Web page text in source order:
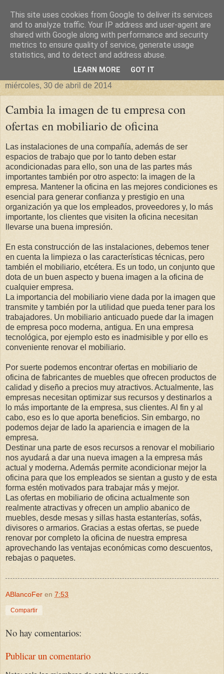
Blog sobre Negocios,
Tecnología y curiosidades
miércoles, 30 de abril de 2014
Cambia la imagen de tu empresa con
ofertas en mobiliario de oficina
Las instalaciones de una compañía, además de ser
espacios de trabajo que por lo tanto deben estar
acondicionadas para ello, son una de las partes más
importantes también por otro aspecto: la imagen de la
empresa. Mantener la oficina en las mejores condiciones es
esencial para generar confianza y prestigio en una
organización ya que los empleados, proveedores y, lo más
importante, los clientes que visiten la oficina necesitan
llevarse una buena impresión.
En esta construcción de las instalaciones, debemos tener
en cuenta la limpieza o las características técnicas, pero
también el mobiliario, etcétera. Es un todo, un conjunto que
dota de un buen aspecto y buena imagen a la oficina de
cualquier empresa.
La importancia del mobiliario viene dada por la imagen que
transmite y también por la utilidad que pueda tener para los
trabajadores. Un mobiliario anticuado puede dar la imagen
de empresa poco moderna, antigua. En una empresa
tecnológica, por ejemplo esto es inadmisible y por ello es
conveniente renovar el mobiliario.
Por suerte podemos encontrar ofertas en mobiliario de
oficina de fabricantes de muebles que ofrecen productos de
calidad y diseño a precios muy atractivos. Actualmente, las
empresas necesitan optimizar sus recursos y destinarlos a
lo más importante de la empresa, sus clientes. Al fin y al
cabo, eso es lo que aporta beneficios. Sin embargo, no
podemos dejar de lado la apariencia e imagen de la
empresa.
Destinar una parte de esos recursos a renovar el mobiliario
nos ayudará a dar una nueva imagen a la empresa más
actual y moderna. Además permite acondicionar mejor la
oficina para que los empleados se sientan a gusto y de esta
forma estén motivados para trabajar más y mejor.
Las ofertas en mobiliario de oficina actualmente son
realmente atractivas y ofrecen un amplio abanico de
muebles, desde mesas y sillas hasta estanterías, sofás,
divisores o armarios. Gracias a estas ofertas, se puede
renovar por completo la oficina de nuestra empresa
aprovechando las ventajas económicas como descuentos,
rebajas o paquetes.
ABlancoFer en 7:53
Compartir
No hay comentarios:
Publicar un comentario
This site uses cookies from Google to deliver its services
and to analyze traffic. Your IP address and user-agent are
shared with Google along with performance and security
metrics to ensure quality of service, generate usage
statistics, and to detect and address abuse.
LEARN MORE GOT IT